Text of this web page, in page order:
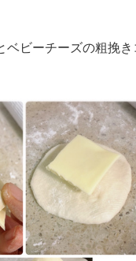
ベビーチーズの粗挽